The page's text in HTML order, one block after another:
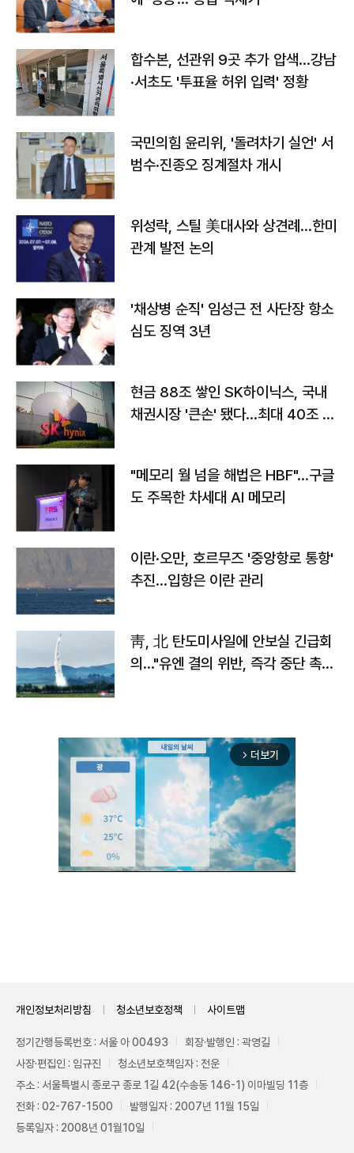
합수본, 선관위 9곳 추가 압색…강남
·서초도 '투표율 허위 입력' 정황
국민의힘 윤리위, '돌려차기 실언' 서
범수·진종오 징계절차 개시
위성락, 스틸 美대사와 상견례…한미
관계 발전 논의
'채상병 순직' 임성근 전 사단장 항소
심도 징역 3년
현금 88조 쌓인 SK하이닉스, 국내
채권시장 '큰손' 됐다…최대 40조 투
"메모리 월 넘을 해법은 HBF"…구글
도 주목한 차세대 AI 메모리
이란·오만, 호르무즈 '중앙항로 통항'
추진…입항은 이란 관리
靑, 北 탄도미사일에 안보실 긴급회
의…"유엔 결의 위반, 즉각 중단 촉
arrow_forward_ios 더보기
개인정보처리방침 청소년보호정책 사이트맵
정기간행등록번호 : 서울 아 00493
회장·발행인 : 곽영길
사장·편집인 : 임규진
청소년보호책임자 : 전운
주소 : 서울특별시 종로구 종로 1길 42(수송동 146-1) 이마빌딩 11층
전화 : 02-767-1500
발행일자 : 2007년 11월 15일
등록일자 : 2008년 01월10일